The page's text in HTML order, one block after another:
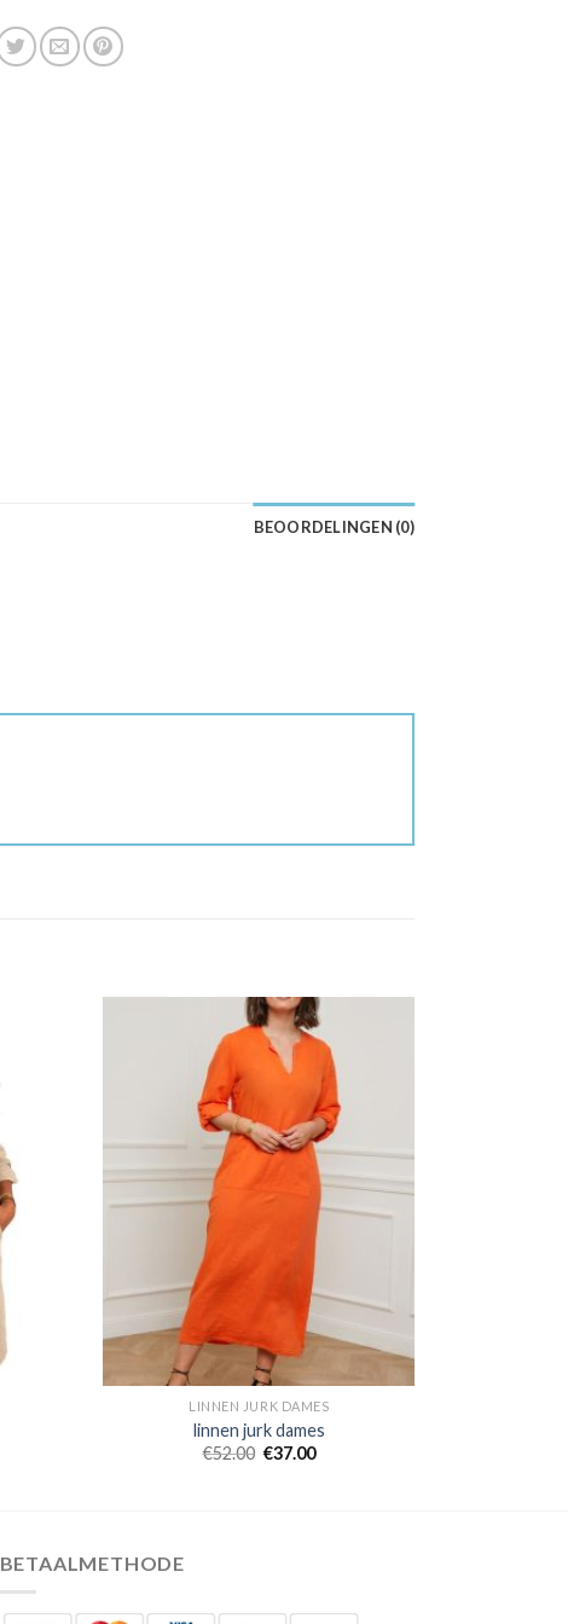
BEOORDELINGEN (0)
LINNEN JURK DAMES
linnen jurk dames
€52.00 €37.00
BETAALMETHODE